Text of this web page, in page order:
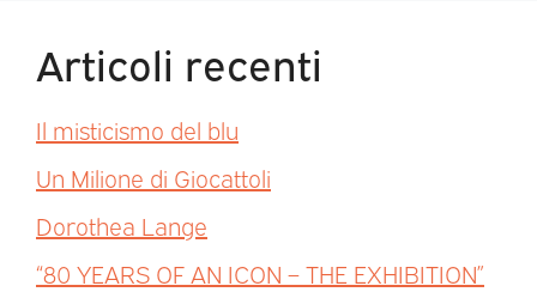
Articoli recenti
Il misticismo del blu
Un Milione di Giocattoli
Dorothea Lange
“80 YEARS OF AN ICON – THE EXHIBITION”